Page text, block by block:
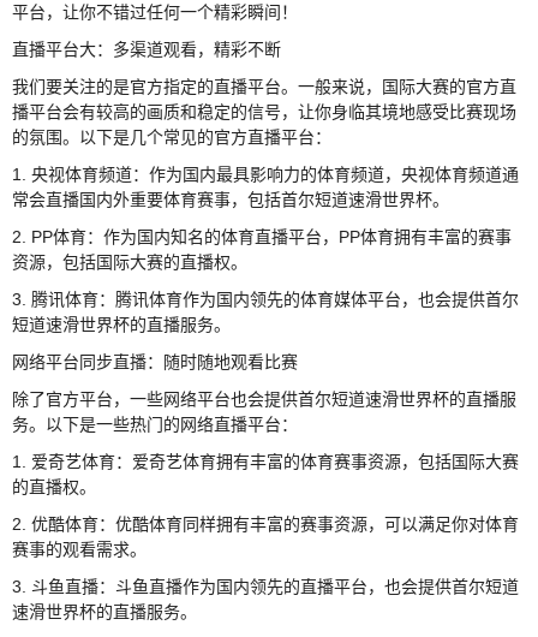
平台，让你不错过任何一个精彩瞬间！
直播平台大：多渠道观看，精彩不断
我们要关注的是官方指定的直播平台。一般来说，国际大赛的官方直
播平台会有较高的画质和稳定的信号，让你身临其境地感受比赛现场
的氛围。以下是几个常见的官方直播平台：
1. 央视体育频道：作为国内最具影响力的体育频道，央视体育频道通
常会直播国内外重要体育赛事，包括首尔短道速滑世界杯。
2. PP体育：作为国内知名的体育直播平台，PP体育拥有丰富的赛事
资源，包括国际大赛的直播权。
3. 腾讯体育：腾讯体育作为国内领先的体育媒体平台，也会提供首尔
短道速滑世界杯的直播服务。
网络平台同步直播：随时随地观看比赛
除了官方平台，一些网络平台也会提供首尔短道速滑世界杯的直播服
务。以下是一些热门的网络直播平台：
1. 爱奇艺体育：爱奇艺体育拥有丰富的体育赛事资源，包括国际大赛
的直播权。
2. 优酷体育：优酷体育同样拥有丰富的赛事资源，可以满足你对体育
赛事的观看需求。
3. 斗鱼直播：斗鱼直播作为国内领先的直播平台，也会提供首尔短道
速滑世界杯的直播服务。